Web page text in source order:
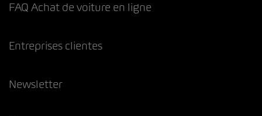
FAQ Achat de voiture en ligne
Entreprises clientes
Newsletter